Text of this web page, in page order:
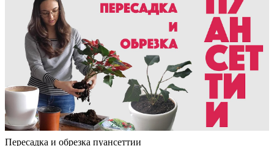
Пересадка и обрезка пуансеттии